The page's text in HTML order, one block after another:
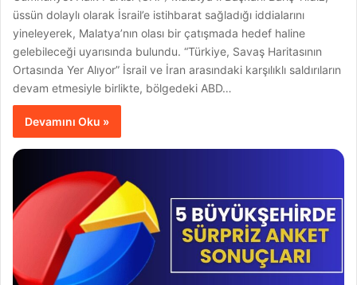
üssün dolaylı olarak İsrail’e istihbarat sağladığı iddialarını
yineleyerek, Malatya’nın olası bir çatışmada hedef haline
gelebileceği uyarısında bulundu. “Türkiye, Savaş Haritasının
Ortasında Yer Alıyor” İsrail ve İran arasındaki karşılıklı saldırıların
devam etmesiyle birlikte, bölgedeki ABD…
Devamını Oku »